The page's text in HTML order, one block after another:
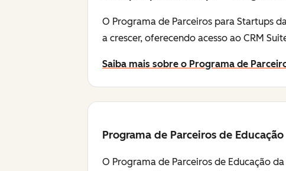
O Programa de Parceiros para Startups
a crescer, oferecendo acesso ao CRM
Saiba mais sobre o Programa de
Programa de Parceiros de Educação
O Programa de Parceiros de Educação